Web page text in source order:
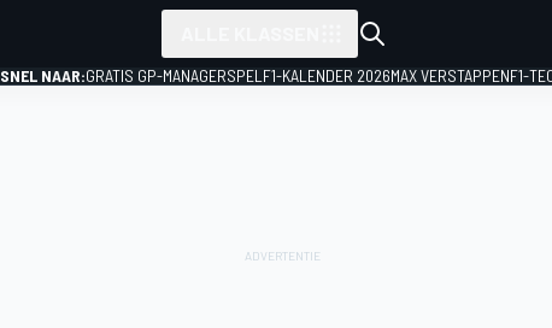
SNEL NAAR:GRATIS GP-MANAGERSPEL F1-KALENDER 2026MAX VERSTAPPENF1-